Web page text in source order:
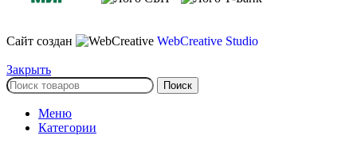
Сайт создан WebCreative Studio
Закрыть
Поиск
Меню
Категории